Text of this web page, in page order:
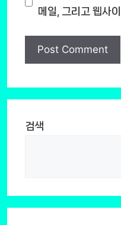
메일, 그리고 웹사
검색